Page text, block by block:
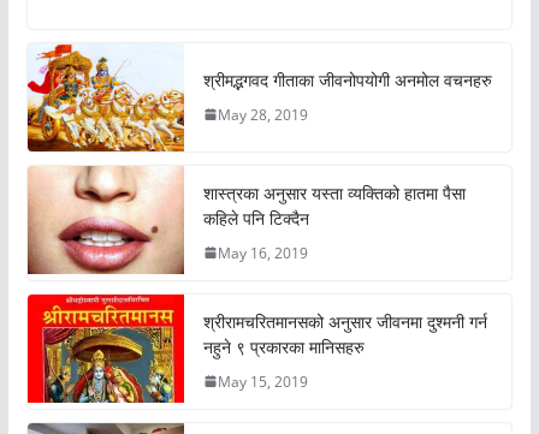
श्रीमद्भगवद गीताका जीवनोपयोगी अनमोल वचनहरु
May 28, 2019
शास्त्रका अनुसार यस्ता व्यक्तिको हातमा पैसा
कहिले पनि टिक्दैन
May 16, 2019
श्रीरामचरितमानसको अनुसार जीवनमा दुश्मनी गर्न
नहुने ९ प्रकारका मानिसहरु
May 15, 2019